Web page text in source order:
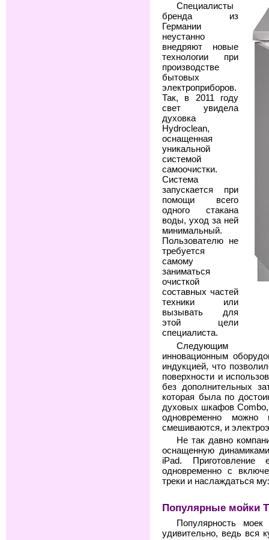
Специалисты
бренда из
Германии
неустанно
внедряют новые
технологии при
производстве
бытовых
электроприборов.
Так, в 2011 году
свет увидела
духовка
Hydroclean,
оснащенная
уникальной
системой
самоочистки.
Система
запускается при
помощи всего
одного стакана
воды, уход за ней
минимальный.
Пользователю не
требуется
самому
заниматься
очисткой
составных частей
техники или
вызывать для
этой цели
специалиста.
Следующим
инновационным
индукцией, что
поверхности и
без дополнительных
которая была по
духовых шкафов
одновременно
смешиваются, и
Не так давно
оснащенную
iPad.
одновременно с
треки и наслаждаться
Популярные мойки
Популярность
удивительно, ведь вся